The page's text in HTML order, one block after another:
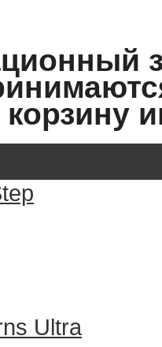
корзину
Ultra